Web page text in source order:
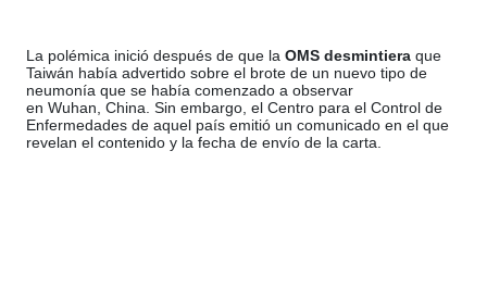
La polémica inició después de que laOMS desmintiera que
Taiwán había advertido sobre el brote de un nuevo tipo de
neumonía que se había comenzado a observar
en Wuhan, China. Sin embargo, el Centro para el Control de
Enfermedades de aquel país emitió un comunicado en el que
revelan el contenido y la fecha de envío de la carta.